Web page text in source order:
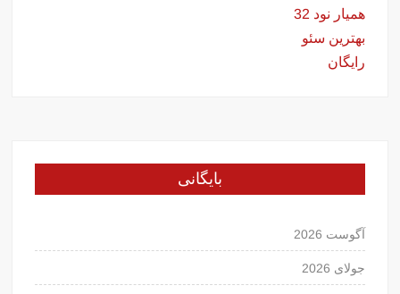
همیار نود 32
بهترین سئو
رایگان
بایگانی
آگوست 2026
جولای 2026